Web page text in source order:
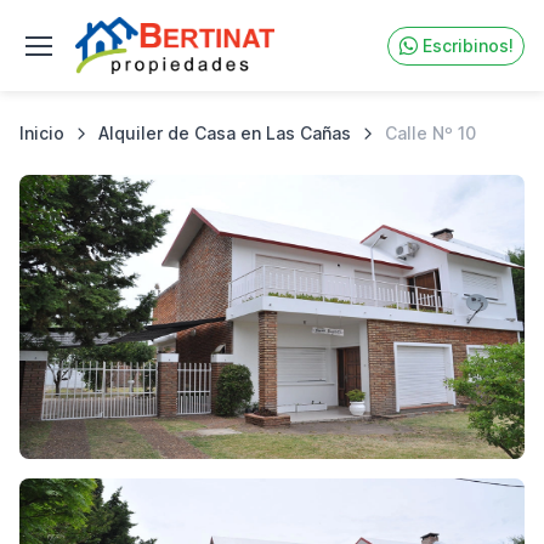
Escribinos!
Inicio Alquiler de Casa en Las Cañas Calle Nº 10